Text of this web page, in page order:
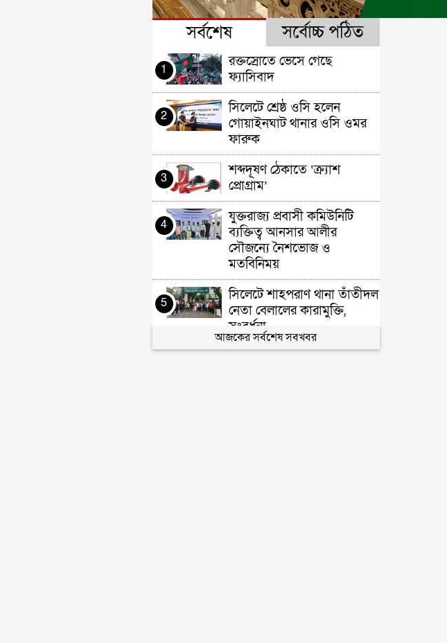
সর্বশেষ সর্বোচ্চ পঠিত
1
রক্তস্রোতে ভেসে গেছে
ফ্যাসিবাদ
2
সিলেটে শ্রেষ্ঠ ওসি হলেন
গোয়াইনঘাট থানার ওসি ওমর
ফারুক
3
শব্দদূষণ ঠেকাতে ‘ক্র্যাশ
প্রোগ্রাম’
4
যুক্তরাজ্য প্রবাসী কমিউনিটি
ব্যক্তিত্ব আনসার আলীর
সৌজন্যে নৈশভোজ ও
মতবিনিময়
5
সিলেটে শাহপরাণ থানা তাঁতীদল
নেতা বেলালের কারামুক্তি,
সংবর্ধনা
শহরতলীতে বাঁশ কাটাকে কেন্দ্র
আজকের সর্বশেষ সবখবর